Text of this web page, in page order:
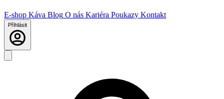
E-shop Káva Blog O nás Kariéra Poukazy Kontakt
Přihlásit